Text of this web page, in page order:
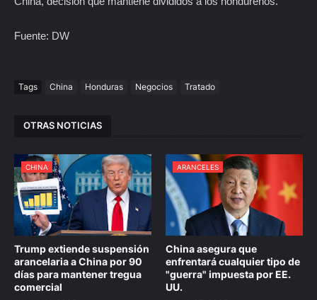
Fuente: DW
Tags China Honduras Negocios Tratado
OTRAS NOTICIAS
CHINA
Trump extiende suspensión
arancelaria a China por 90
días para mantener tregua
comercial
ARANCELES
China asegura que
enfrentará cualquier tipo de
"guerra" impuesta por EE.
UU.